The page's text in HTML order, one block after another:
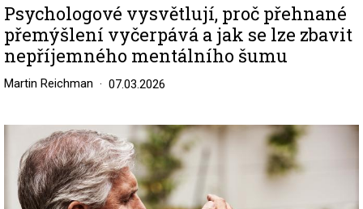
Psychologové vysvětlují, proč přehnané
přemýšlení vyčerpává a jak se lze zbavit
nepříjemného mentálního šumu
Martin Reichman 07.03.2026